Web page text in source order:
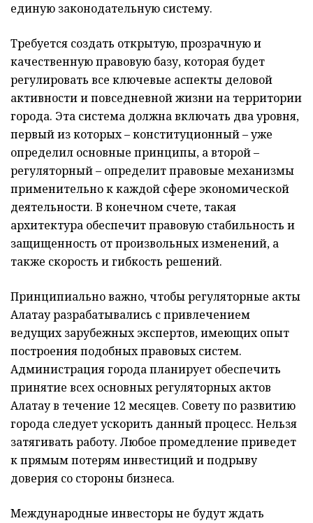
единую законодательную систему.
Требуется создать открытую, прозрачную и
качественную правовую базу, которая будет
регулировать все ключевые аспекты деловой
активности и повседневной жизни на территории
города. Эта система должна включать два уровня,
первый из которых – конституционный – уже
определил основные принципы, а второй –
регуляторный – определит правовые механизмы
применительно к каждой сфере экономической
деятельности. В конечном счете, такая
архитектура обеспечит правовую стабильность и
защищенность от произвольных изменений, а
также скорость и гибкость решений.
Принципиально важно, чтобы регуляторные акты
Алатау разрабатывались с привлечением
ведущих зарубежных экспертов, имеющих опыт
построения подобных правовых систем.
Администрация города планирует обеспечить
принятие всех основных регуляторных актов
Алатау в течение 12 месяцев. Совету по развитию
города следует ускорить данный процесс. Нельзя
затягивать работу. Любое промедление приведет
к прямым потерям инвестиций и подрыву
доверия со стороны бизнеса.
Международные инвесторы не будут ждать